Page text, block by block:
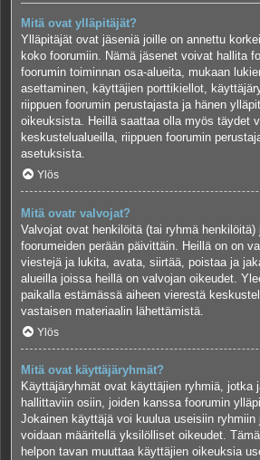
Mitä ovat ylläpitäjät?
Ylläpitäjät ovat jäseniä joille on annettu
koko foorumiin. Nämä jäsenet voivat hallita
foorumin toiminnan osa-alueita, mukaan
asettaminen, käyttäjien porttikiellot,
riippuen foorumin perustajasta ja hänen
oikeuksista. Heillä saattaa olla myös täydet
keskustelualueilla, riippuen foorumin
asetuksista.
Ylös
Mitä ovatr valvojat?
Valvojat ovat henkilöitä (tai ryhmä
foorumeiden perään päivittäin. Heillä on on
viestejä ja lukita, avata, siirtää, poistaa ja
alueilla joissa heillä on valvojan oikeudet.
paikalla estämässä aiheen vierestä
vastaisen materiaalin lähettämistä.
Ylös
Mitä ovat käyttäjäryhmät?
Käyttäjäryhmät ovat käyttäjien ryhmiä, jotka
hallittaviin osiin, joiden kanssa foorumin
Jokainen käyttäjä voi kuulua useisiin ryhmiin
voidaan määritellä yksilölliset oikeudet.
helpon tavan muuttaa käyttäjien oikeuksia